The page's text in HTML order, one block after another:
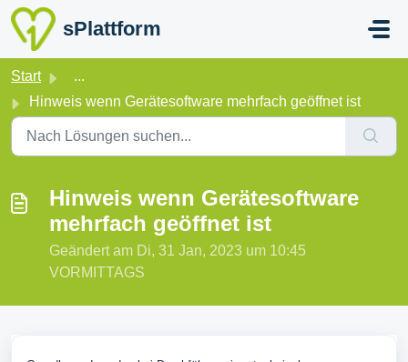
Zum hauptsächlichen Inhalt gehen
sPlattform
Start
...
Hinweis wenn Gerätesoftware mehrfach geöffnet ist
Hinweis wenn Gerätesoftware
mehrfach geöffnet ist
Geändert am Di, 31 Jan, 2023 um 10:45
VORMITTAGS